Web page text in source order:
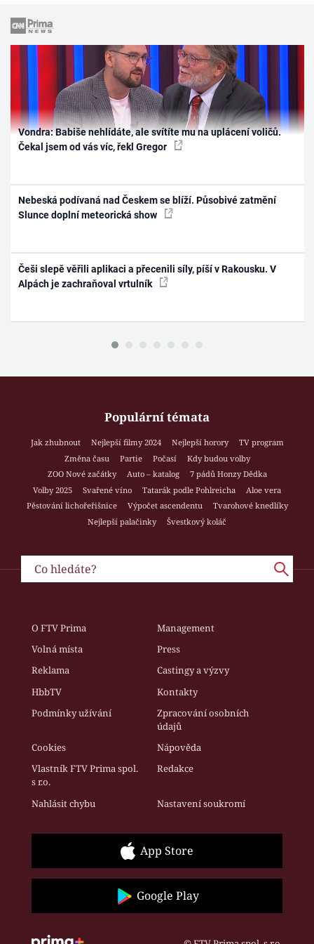
Vondra: Babiše nehlídáte, ale svítíte mu na uplácení voličů.
Čekal jsem od vás víc, řekl Gregor
Nebeská podívaná nad Českem se blíží. Působivé zatmění
Slunce doplní meteorická show
Češi slepě věřili aplikaci a přecenili síly, píší v Rakousku. V
Alpách je zachraňoval vrtulník
Populární témata
Jak zhubnout Nejlepší filmy 2024 Nejlepší horory
TV program
Změna času
Partie Počasí
Kdy budou volby
ZOO Nové začátky
Auto – katalog
7 pádů Honzy Dědka
Volby 2025
Svařené víno Tatarák podle Pohlreicha
Aloe vera
Pěstování lichořeřišnice
Výpočet ascendentu
Tvarohové knedlíky
Nejlepší palačinky
Švestkový koláč
O FTV Prima
Management
Volná místa
Press
Reklama
Castingy a výzvy
HbbTV
Kontakty
Podmínky užívání
Zpracování osobních
údajů
Cookies
Nápověda
Vlastník FTV Prima spol.
s r.o.
Redakce
Nahlásit chybu Nastavení soukromí
App Store
Google Play